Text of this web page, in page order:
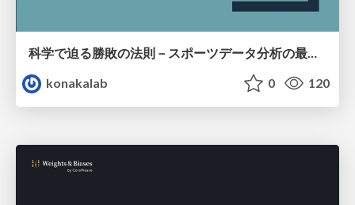
科学で迫る勝敗の法則－スポーツデータ分析の最前線 (刈谷市連携講座．2026年7月) / The principle of victory discovered by science. at Kariya City, 2027.07
konakalab
0 120